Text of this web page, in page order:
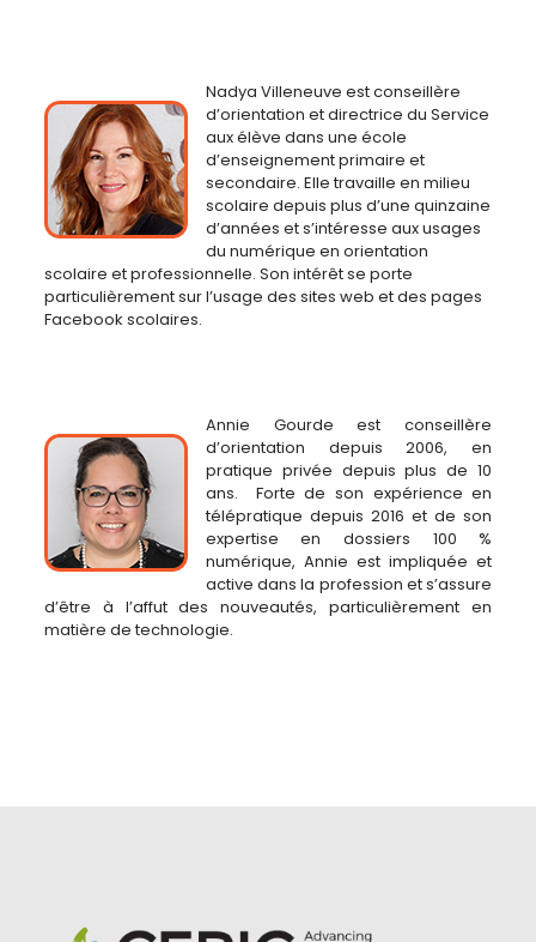
Nadya Villeneuve est conseillère
d’orientation et directrice du Service
aux élève dans une école
d’enseignement primaire et
secondaire. Elle travaille en milieu
scolaire depuis plus d’une quinzaine
d’années et s’intéresse aux usages
du numérique en orientation
scolaire et professionnelle. Son intérêt se porte
particulièrement sur l’usage des sites web et des pages
Facebook scolaires.
Annie Gourde est conseillère
d’orientation depuis 2006, en
pratique privée depuis plus de 10
ans. Forte de son expérience en
télépratique depuis 2016 et de son
expertise en dossiers 100 %
numérique, Annie est impliquée et
active dans la profession et s’assure
d’être à l’affut des nouveautés, particulièrement en
matière de technologie.